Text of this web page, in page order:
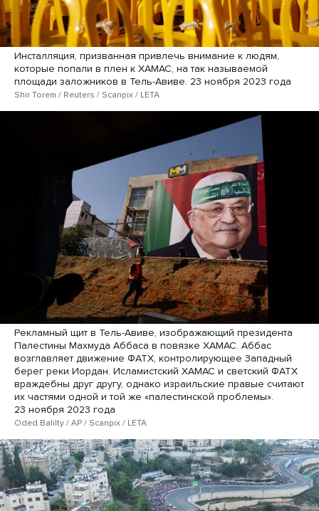
Инсталляция, призванная привлечь внимание к людям,
которые попали в плен к ХАМАС, на так называемой
площади заложников в Тель-Авиве. 23 ноября 2023 года
Shir Torem / Reuters / Scanpix / LETA
Рекламный щит в Тель-Авиве, изображающий президента
Палестины Махмуда Аббаса в повязке ХАМАС. Аббас
возглавляет движение ФАТХ, контролирующее Западный
берег реки Иордан. Исламистский ХАМАС и светский ФАТХ
враждебны друг другу, однако израильские правые считают
их частями одной и той же «палестинской проблемы».
23 ноября 2023 года
Oded Balilty / AP / Scanpix / LETA